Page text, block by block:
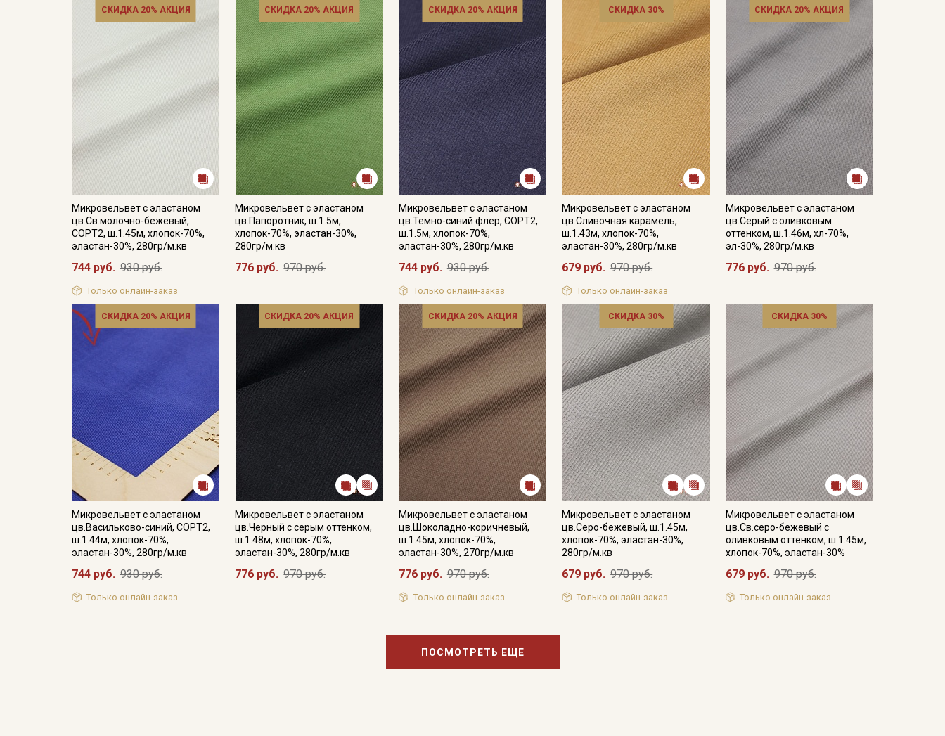
СКИДКА 20% АКЦИЯ
Микровельвет с эластаном
цв.Св.молочно-бежевый,
СОРТ2, ш.1.45м, хлопок-70%,
эластан-30%, 280гр/м.кв
744 руб. 930 руб.
Только онлайн-заказ
СКИДКА 20% АКЦИЯ
Микровельвет с эластаном
цв.Папоротник, ш.1.5м,
хлопок-70%, эластан-30%,
280гр/м.кв
776 руб. 970 руб.
СКИДКА 20% АКЦИЯ
Микровельвет с эластаном
цв.Темно-синий флер, СОРТ2,
ш.1.5м, хлопок-70%,
эластан-30%, 280гр/м.кв
744 руб. 930 руб.
Только онлайн-заказ
СКИДКА 30%
Микровельвет с эластаном
цв.Сливочная карамель,
ш.1.43м, хлопок-70%,
эластан-30%, 280гр/м.кв
679 руб. 970 руб.
Только онлайн-заказ
СКИДКА 20% АКЦИЯ
Микровельвет с эластаном
цв.Серый с оливковым
оттенком, ш.1.46м, хл-70%,
эл-30%, 280гр/м.кв
776 руб. 970 руб.
СКИДКА 20% АКЦИЯ
Микровельвет с эластаном
цв.Васильково-синий, СОРТ2,
ш.1.44м, хлопок-70%,
эластан-30%, 280гр/м.кв
744 руб. 930 руб.
Только онлайн-заказ
СКИДКА 20% АКЦИЯ
Микровельвет с эластаном
цв.Черный с серым оттенком,
ш.1.48м, хлопок-70%,
эластан-30%, 280гр/м.кв
776 руб. 970 руб.
СКИДКА 20% АКЦИЯ
Микровельвет с эластаном
цв.Шоколадно-коричневый,
ш.1.45м, хлопок-70%,
эластан-30%, 270гр/м.кв
776 руб. 970 руб.
Только онлайн-заказ
СКИДКА 30%
Микровельвет с эластаном
цв.Серо-бежевый, ш.1.45м,
хлопок-70%, эластан-30%,
280гр/м.кв
679 руб. 970 руб.
Только онлайн-заказ
СКИДКА 30%
Микровельвет с эластаном
цв.Св.серо-бежевый с
оливковым оттенком, ш.1.45м,
хлопок-70%, эластан-30%
679 руб. 970 руб.
Только онлайн-заказ
ПОСМОТРЕТЬ ЕЩЕ
Секретная рассылка от
Купава
Мы публикуем здесь дополнительные
промокоды и скидки до 30% на узкие
категории тканей